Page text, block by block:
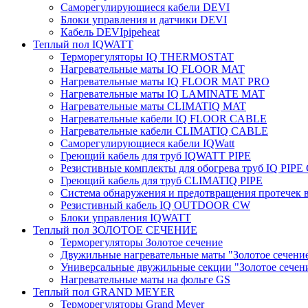
Саморегулирующиеся кабели DEVI
Блоки управления и датчики DEVI
Кабель DEVIpipeheat
Теплый пол IQWATT
Терморегуляторы IQ THERMOSTAT
Нагревательные маты IQ FLOOR MAT
Нагревательные маты IQ FLOOR MAT PRO
Нагревательные маты IQ LAMINATE MAT
Нагревательные маты CLIMATIQ MAT
Нагревательные кабели IQ FLOOR CABLE
Нагревательные кабели CLIMATIQ CABLE
Саморегулирующиеся кабели IQWatt
Греющий кабель для труб IQWATT PIPE
Резистивные комплекты для обогрева труб IQ PIPE
Греющий кабель для труб CLIMATIQ PIPE
Система обнаружения и предотвращения протечек
Резистивный кабель IQ OUTDOOR CW
Блоки управления IQWATT
Теплый пол ЗОЛОТОЕ СЕЧЕНИЕ
Терморегуляторы Золотое сечение
Двужильные нагревательные маты "Золотое
Универсальные двужильные секции "Золотое
Нагревательные маты на фольге GS
Теплый пол GRAND MEYER
Терморегуляторы Grand Meyer